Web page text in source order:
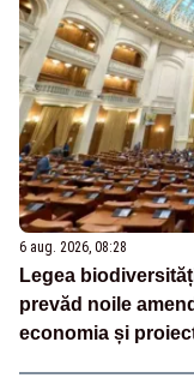
6 aug. 2026, 08:28
Legea
prevăd noile
economia și